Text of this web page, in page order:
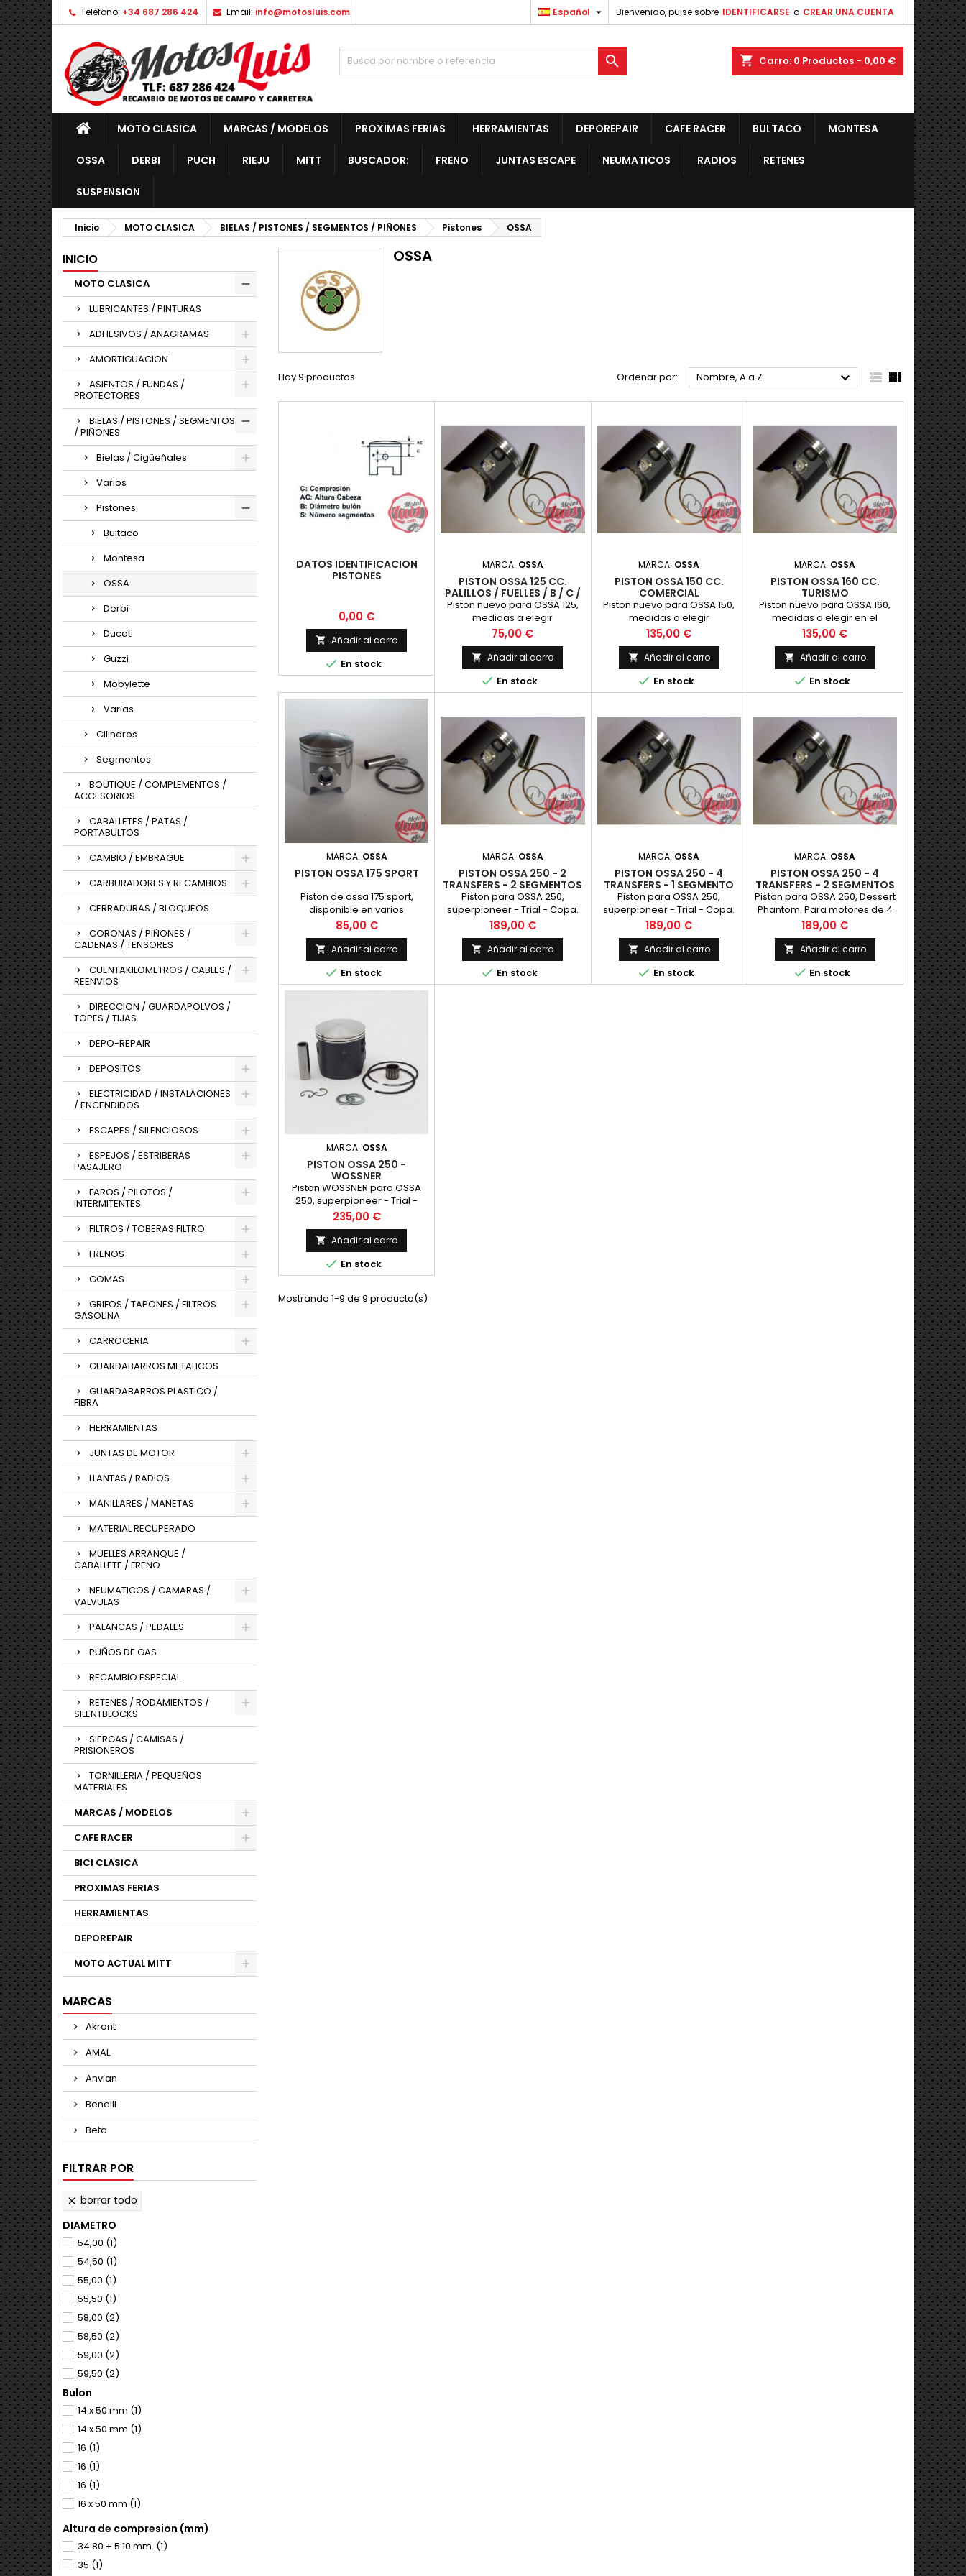
Teléfono: +34 687 286 424 Email: info@motosluis.com Bienvenido, pulse sobre IDENTIFICARSE o CREAR UNA CUENTA
Español 
shopping_cart Carro: 0 Productos - 0,00 €

MOTO CLASICA MARCAS / MODELOS PROXIMAS FERIAS HERRAMIENTAS DEPOREPAIR CAFE RACER BULTACO MONTESA
OSSA DERBI PUCH RIEJU MITT BUSCADOR: FRENO JUNTAS ESCAPE NEUMATICOS RADIOS RETENES
SUSPENSION
Inicio MOTO CLASICA BIELAS / PISTONES / SEGMENTOS / PIÑONES Pistones OSSA
INICIO
MOTO CLASICA
LUBRICANTES / PINTURAS
ADHESIVOS / ANAGRAMAS
AMORTIGUACION
ASIENTOS / FUNDAS /
PROTECTORES
BIELAS / PISTONES / SEGMENTOS
/ PIÑONES
Bielas / Cigüeñales
Varios
Pistones
Bultaco
Montesa
OSSA
Derbi
Ducati
Guzzi
Mobylette
Varias
Cilindros
Segmentos
BOUTIQUE / COMPLEMENTOS /
ACCESORIOS
CABALLETES / PATAS /
PORTABULTOS
CAMBIO / EMBRAGUE
CARBURADORES Y RECAMBIOS
CERRADURAS / BLOQUEOS
CORONAS / PIÑONES /
CADENAS / TENSORES
CUENTAKILOMETROS / CABLES /
REENVIOS
DIRECCION / GUARDAPOLVOS /
TOPES / TIJAS
DEPO-REPAIR
DEPOSITOS
ELECTRICIDAD / INSTALACIONES
/ ENCENDIDOS
ESCAPES / SILENCIOSOS
ESPEJOS / ESTRIBERAS
PASAJERO
FAROS / PILOTOS /
INTERMITENTES
FILTROS / TOBERAS FILTRO
FRENOS
GOMAS
GRIFOS / TAPONES / FILTROS
GASOLINA
CARROCERIA
GUARDABARROS METALICOS
GUARDABARROS PLASTICO /
FIBRA
HERRAMIENTAS
JUNTAS DE MOTOR
LLANTAS / RADIOS
MANILLARES / MANETAS
MATERIAL RECUPERADO
MUELLES ARRANQUE /
CABALLETE / FRENO
NEUMATICOS / CAMARAS /
VALVULAS
PALANCAS / PEDALES
PUÑOS DE GAS
RECAMBIO ESPECIAL
RETENES / RODAMIENTOS /
SILENTBLOCKS
SIERGAS / CAMISAS /
PRISIONEROS
TORNILLERIA / PEQUEÑOS
MATERIALES
MARCAS / MODELOS
CAFE RACER
BICI CLASICA
PROXIMAS FERIAS
HERRAMIENTAS
DEPOREPAIR
MOTO ACTUAL MITT
MARCAS
Akront
AMAL
Anvian
Benelli
Beta
FILTRAR POR
 borrar todo
DIAMETRO
54,00 (1)
54,50 (1)
55,00 (1)
55,50 (1)
58,00 (2)
58,50 (2)
59,00 (2)
59,50 (2)
60,00
61,00(1)
61,50(1)
62,00
62,50
72,00
72,25(4)
72,50(4)
72,75 (4)
73,00
Bulon
14 x 50 mm (1)
14 x 50 mm (1)
16 (1)
16 (1)
16 (1)
16 x 50 mm (1)
Altura de compresion (mm)
34.80 + 5.10 mm. (1)
35 (1)
OSSA
Hay 9 productos. Ordenar por: Nombre, A a Z   
DATOS IDENTIFICACION
PISTONES
Precio
0,00 €
 Añadir al carro
 En stock
MARCA: OSSA
PISTON OSSA 125 CC.
PALILLOS / FUELLES / B / C /
C2
Piston nuevo para OSSA 125,
medidas a elegir
Precio
75,00 €
 Añadir al carro
 En stock
MARCA: OSSA
PISTON OSSA 150 CC.
COMERCIAL
Piston nuevo para OSSA 150,
medidas a elegir
Precio
135,00 €
 Añadir al carro
 En stock
MARCA: OSSA
PISTON OSSA 160 CC.
TURISMO
Piston nuevo para OSSA 160,
medidas a elegir en el
desplegable
Precio
135,00 €
 Añadir al carro
 En stock
MARCA: OSSA
PISTON OSSA 175 SPORT
Piston de ossa 175 sport,
disponible en varios
diametros.
Precio
85,00 €
 Añadir al carro
 En stock
MARCA: OSSA
PISTON OSSA 250 - 2
TRANSFERS - 2 SEGMENTOS
(TRIAL)
Piston para OSSA 250,
superpioneer - Trial - Copa.
Para motores de 2 Transfer
Precio
189,00 €
 Añadir al carro
 En stock
MARCA: OSSA
PISTON OSSA 250 - 4
TRANSFERS - 1 SEGMENTO
Piston para OSSA 250,
superpioneer - Trial - Copa.
Para motores de 2 Transfer
Precio
189,00 €
 Añadir al carro
 En stock
MARCA: OSSA
PISTON OSSA 250 - 4
TRANSFERS - 2 SEGMENTOS
Piston para OSSA 250, Dessert
Phantom. Para motores de 4
Transfer y cuatro Aletas
Precio
189,00 €
 Añadir al carro
 En stock
MARCA: OSSA
PISTON OSSA 250 -
WOSSNER
Piston WOSSNER para OSSA
250, superpioneer - Trial -
Copa - Yankee. Para motores
de 2 Transfer. Medida a elegir
en el desplegable.
Precio
235,00 €
 Añadir al carro
 En stock
Mostrando 1-9 de 9 producto(s)